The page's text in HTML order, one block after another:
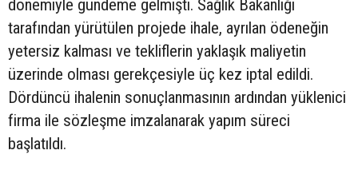
dönemiyle gündeme gelmişti. Sağlık Bakanlığı
tarafından yürütülen projede ihale, ayrılan ödeneğin
yetersiz kalması ve tekliflerin yaklaşık maliyetin
üzerinde olması gerekçesiyle üç kez iptal edildi.
Dördüncü ihalenin sonuçlanmasının ardından yüklenici
firma ile sözleşme imzalanarak yapım süreci
başlatıldı.